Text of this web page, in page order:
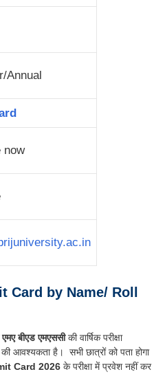
Annual
now
Card by Name/ Roll
एमए बीएड एमएससीकी वार्षिक परीक्षा
आवश्यकता है। सभी छात्रों को पता होगा
Card 2026 के परीक्षा में प्रवेश नहीं कर